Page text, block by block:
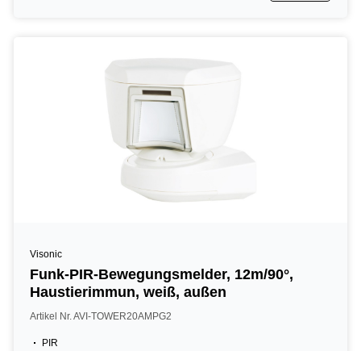
Visonic
Funk-PIR-Bewegungsmelder, 12m/90°,
Haustierimmun, weiß, außen
Artikel Nr. AVI-TOWER20AMPG2
PIR